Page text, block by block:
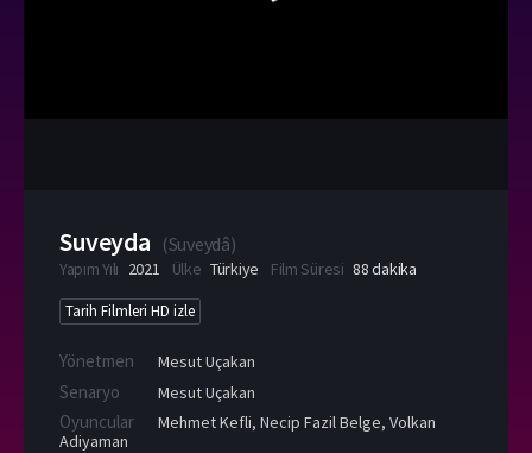
Suveyda (Suveydâ)
Yapım Yılı 2021 Ülke Türkiye Film Süresi 88 dakika
Tarih Filmleri HD izle
Yönetmen Mesut Uçakan
Senaryo Mesut Uçakan
Oyuncular Mehmet Kefli, Necip Fazil Belge, Volkan
Adiyaman